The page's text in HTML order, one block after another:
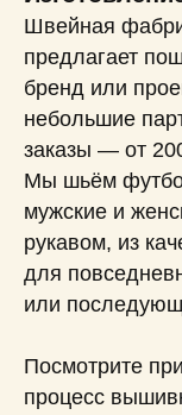
Швейная
предлагает
бренд или
небольшие
заказы — от
Мы шьём
мужские и
рукавом, из
для
или
Посмотрите
процесс